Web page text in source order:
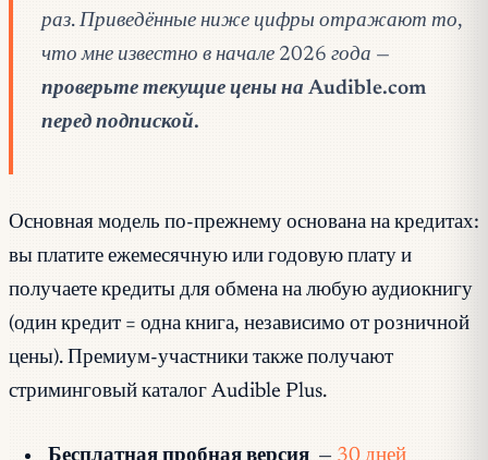
раз. Приведённые ниже цифры отражают то,
что мне известно в начале 2026 года —
проверьте текущие цены на Audible.com
перед подпиской.
Основная модель по-прежнему основана на кредитах:
вы платите ежемесячную или годовую плату и
получаете кредиты для обмена на любую аудиокнигу
(один кредит = одна книга, независимо от розничной
цены). Премиум-участники также получают
стриминговый каталог Audible Plus.